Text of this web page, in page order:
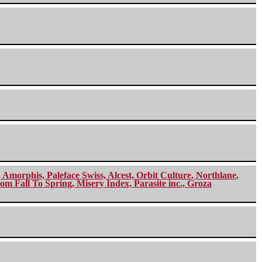
Paleface Swiss, Alcest, Orbit Culture, Northlane,
Fall To Spring, Misery Index, Parasite inc., Groza